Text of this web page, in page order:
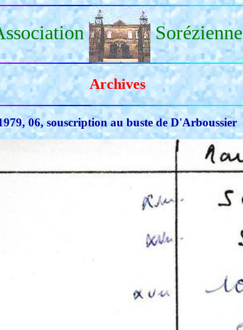
Sorézienne
Archives
06, souscription au buste de D'Arboussier